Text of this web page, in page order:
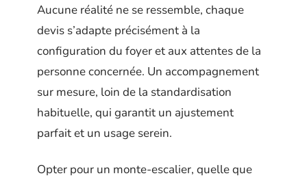
Aucune réalité ne se ressemble, chaque
devis s’adapte précisément à la
configuration du foyer et aux attentes de la
personne concernée. Un accompagnement
sur mesure, loin de la standardisation
habituelle, qui garantit un ajustement
parfait et un usage serein.
Opter pour un monte-escalier, quelle que